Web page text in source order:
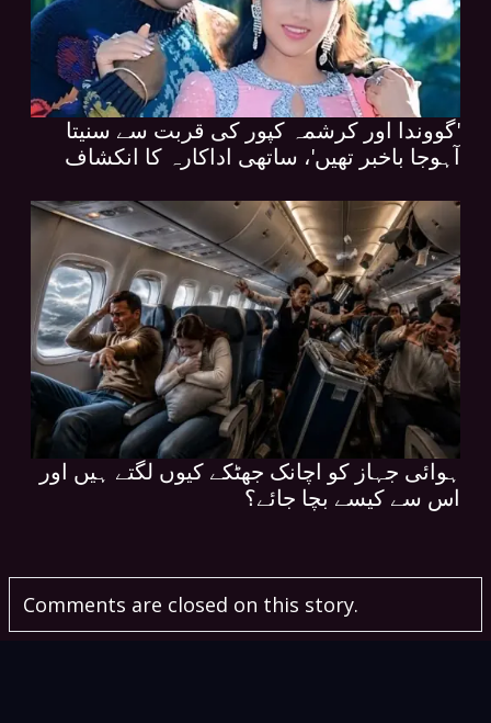
'گووندا اور کرشمہ کپور کی قربت سے سنیتا
آہوجا باخبر تھیں'، ساتھی اداکارہ کا انکشاف
ہوائی جہاز کو اچانک جھٹکے کیوں لگتے ہیں اور
اس سے کیسے بچا جائے؟
Comments are closed on this story.